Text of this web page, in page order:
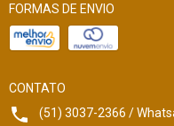
FORMAS DE ENVIO
CONTATO
(51) 3037-2366 /